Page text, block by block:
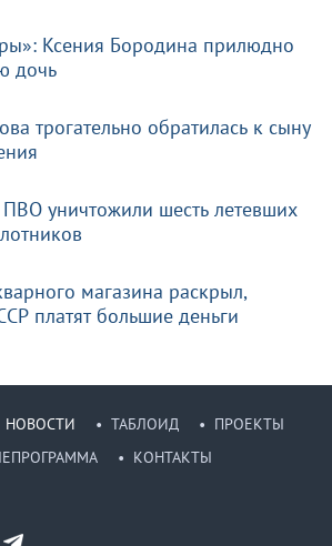
Ксения Бородина прилюдно
дочь
трогательно обратилась к сыну
уничтожили шесть летевших
магазина раскрыл,
платят большие деньги
НОВОСТИ ТАБЛОИД
ПРОЕКТЫ
КОНТАКТЫ